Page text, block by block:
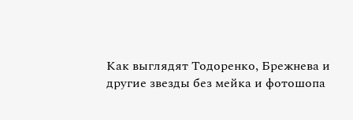
Как выглядят Тодоренко, Брежнева и
другие звезды без мейка и фотошопа